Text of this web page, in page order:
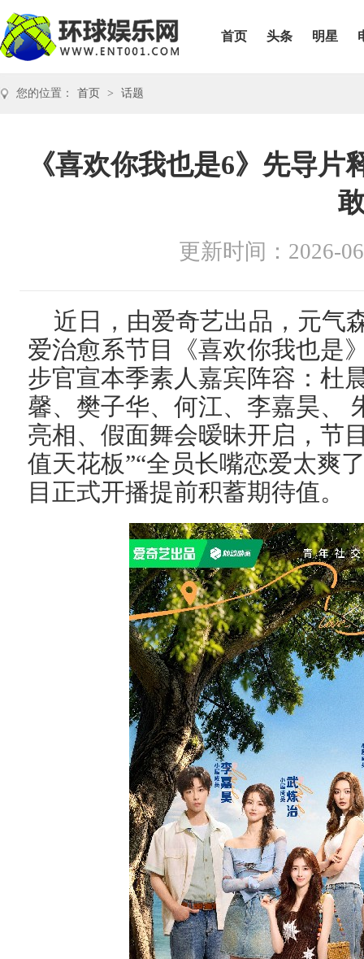
首页 头条 明星
您的位置： 首页 > 话题
《喜欢你我也是6》先导
更新时间：2026-
近日，由爱奇艺出品，元气
爱治愈系节目《喜欢你我也是
步官宣本季素人嘉宾阵容：杜
馨、樊子华、何江、李嘉昊、
亮相、假面舞会暧昧开启，节
值天花板”“全员长嘴恋爱太爽
目正式开播提前积蓄期待值。